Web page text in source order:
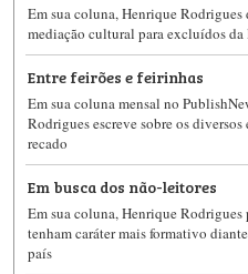
Em sua coluna, Henrique Rodrigues
mediação cultural para excluídos
Entre feirões e feirinhas
Em sua coluna mensal no
Rodrigues escreve sobre os
recado
Em busca dos não-leitores
Em sua coluna, Henrique
tenham caráter mais formativo
país